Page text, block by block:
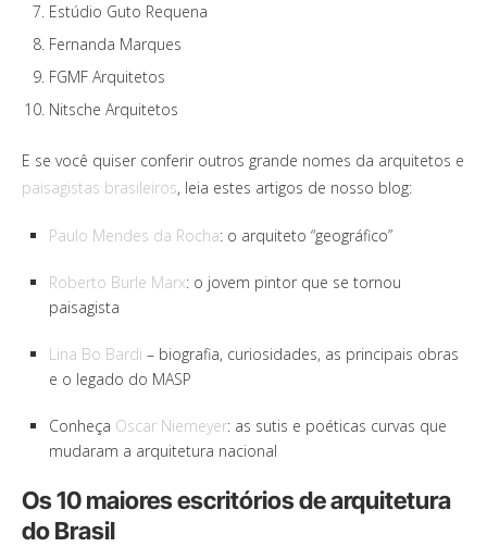
Estúdio Guto Requena
Fernanda Marques
FGMF Arquitetos
Nitsche Arquitetos
E se você quiser conferir outros grande nomes da arquitetos e
paisagistas brasileiros, leia estes artigos de nosso blog:
Paulo Mendes da Rocha: o arquiteto “geográfico”
Roberto Burle Marx: o jovem pintor que se tornou
paisagista
Lina Bo Bardi – biografia, curiosidades, as principais obras
e o legado do MASP
Conheça Oscar Niemeyer: as sutis e poéticas curvas que
mudaram a arquitetura nacional
Os 10 maiores escritórios de arquitetura
do Brasil